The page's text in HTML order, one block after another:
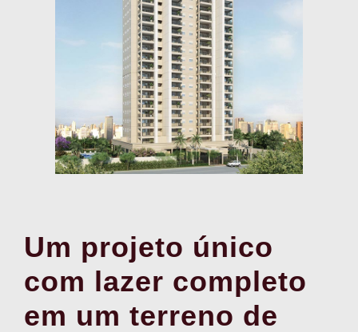
Um projeto único
com lazer completo
em um terreno de